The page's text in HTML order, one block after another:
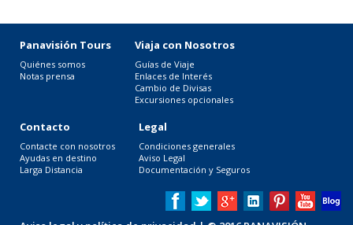
Panavisión Tours
Quiénes somos
Notas prensa
Viaja con Nosotros
Guías de Viaje
Enlaces de Interés
Cambio de Divisas
Excursiones opcionales
Contacto
Contacte con nosotros
Ayudas en destino
Larga Distancia
Legal
Condiciones generales
Aviso Legal
Documentación y Seguros